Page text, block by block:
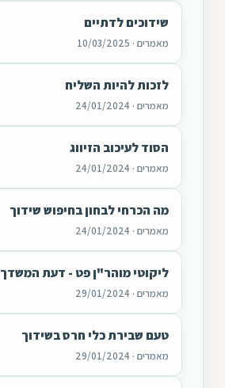
שידוכים לדתיים
מאמרים · 10/03/2025
לזכות להיות השליח
מאמרים · 24/01/2024
הסוד לעיכוב הזיווג
מאמרים · 24/01/2024
מה הכרחי לבחון בחיפוש שידוך
מאמרים · 24/01/2024
ליקוטי מוהר"ן פט - דעת המשדך
מאמרים · 29/01/2024
טעם שבירת כלי חרס בשידוך
מאמרים · 29/01/2024